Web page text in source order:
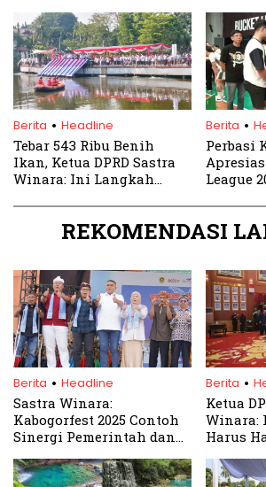
Berita . Headline
Tebar 543 Ribu Benih
Ikan, Ketua DPRD Sastra
Winara: Ini Langkah
Konsumsi Bergizi untuk
Berita .
Perbasi
League
REKOMENDASI
Berita . Headline
Sastra Winara:
Kabogorfest 2025 Contoh
Sinergi Pemerintah dan
Ekonomi Lokal
Berita .
Ketua
Winara:
Harus